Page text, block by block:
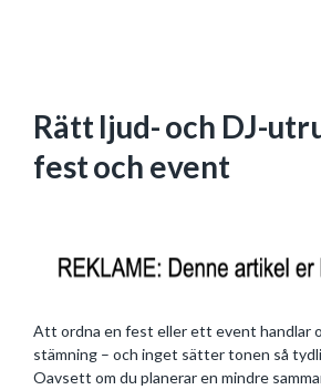
Rätt ljud- och DJ-
fest och event
Att ordna en fest eller ett event handlar
stämning – och inget sätter tonen så
Oavsett om du planerar en mindre